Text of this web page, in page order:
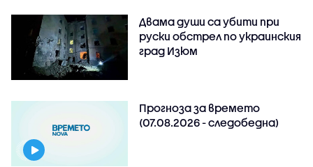
Двама души са убити при
руски обстрeл по украинския
град Изюм
Прогноза за времето
(07.08.2026 - следобедна)